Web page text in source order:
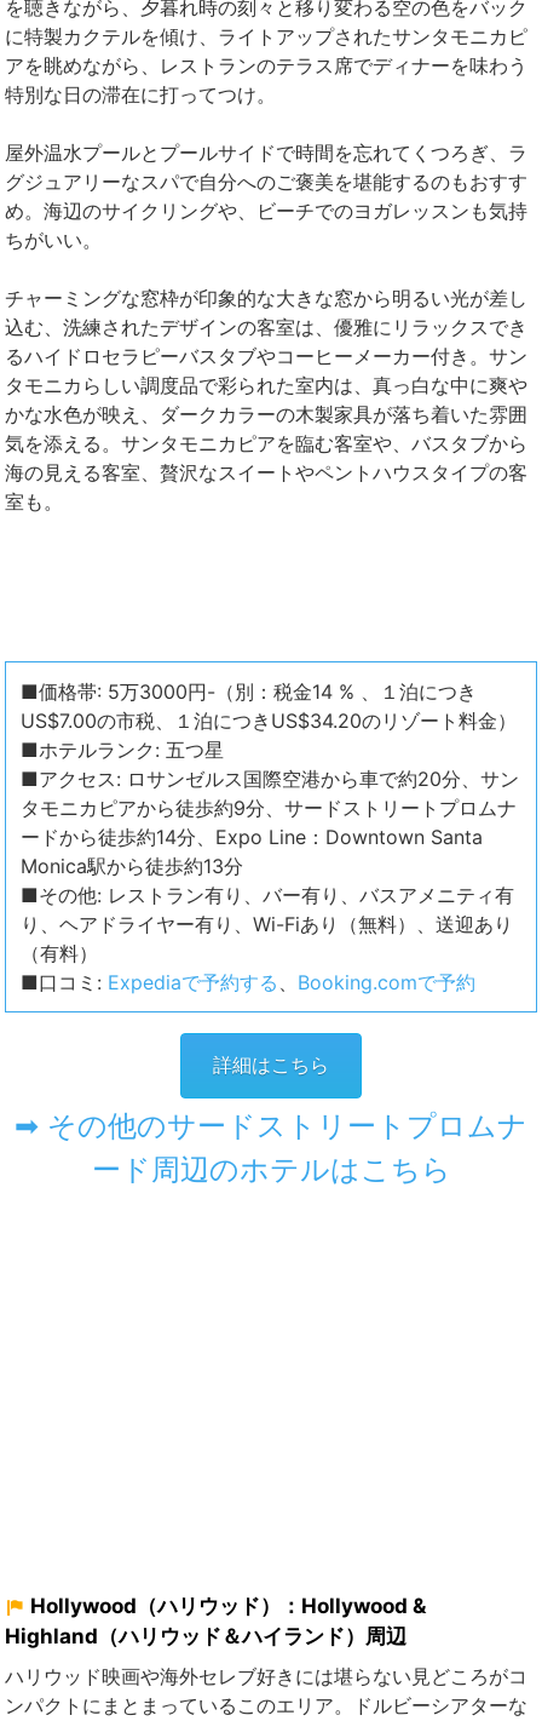
を聴きながら、夕暮れ時の刻々と移り変わる空の色をバック
に特製カクテルを傾け、ライトアップされたサンタモニカピ
アを眺めながら、レストランのテラス席でディナーを味わう
特別な日の滞在に打ってつけ。
屋外温水プールとプールサイドで時間を忘れてくつろぎ、ラ
グジュアリーなスパで自分へのご褒美を堪能するのもおすす
め。海辺のサイクリングや、ビーチでのヨガレッスンも気持
ちがいい。
チャーミングな窓枠が印象的な大きな窓から明るい光が差し
込む、洗練されたデザインの客室は、優雅にリラックスでき
るハイドロセラピーバスタブやコーヒーメーカー付き。サン
タモニカらしい調度品で彩られた室内は、真っ白な中に爽や
かな水色が映え、ダークカラーの木製家具が落ち着いた雰囲
気を添える。サンタモニカピアを臨む客室や、バスタブから
海の見える客室、贅沢なスイートやペントハウスタイプの客
室も。
■価格帯: 5万3000円-（別：税金14 % 、１泊につき
US$7.00の市税、１泊につきUS$34.20のリゾート料金）
■ホテルランク: 五つ星
■アクセス: ロサンゼルス国際空港から車で約20分、サン
タモニカピアから徒歩約9分、サードストリートプロムナ
ードから徒歩約14分、Expo Line：Downtown Santa
Monica駅から徒歩約13分
■その他: レストラン有り、バー有り、バスアメニティ有
り、ヘアドライヤー有り、Wi-Fiあり（無料）、送迎あり
（有料）
■口コミ: Expediaで予約する 、 Booking.comで予約
詳細はこちら
➡ その他のサードストリートプロムナ
ード周辺のホテルはこちら
Hollywood（ハリウッド）：Hollywood &
Highland（ハリウッド＆ハイランド）周辺
ハリウッド映画や海外セレブ好きには堪らない見どころがコ
ンパクトにまとまっているこのエリア。ドルビーシアターな